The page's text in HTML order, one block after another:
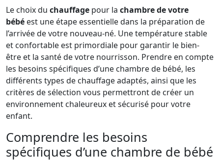
Le choix du chauffage pour la chambre de votre
bébé est une étape essentielle dans la préparation de
l’arrivée de votre nouveau-né. Une température stable
et confortable est primordiale pour garantir le bien-
être et la santé de votre nourrisson. Prendre en compte
les besoins spécifiques d’une chambre de bébé, les
différents types de chauffage adaptés, ainsi que les
critères de sélection vous permettront de créer un
environnement chaleureux et sécurisé pour votre
enfant.
Comprendre les besoins
spécifiques d’une chambre de bébé